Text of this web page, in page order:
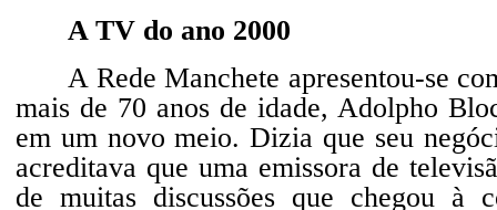
A TV do ano 2000
A Rede Manchete apresentou-se
mais de 70 anos de idade, Adolpho
em um novo meio. Dizia que seu
acreditava que uma emissora de
de muitas discussões que chegou à